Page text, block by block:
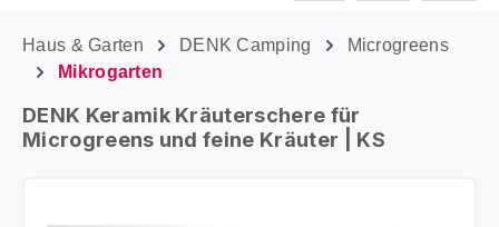
Haus & Garten DENK Camping
Microgreens
Mikrogarten
DENK Keramik Kräuterschere für
Microgreens und feine Kräuter | KS